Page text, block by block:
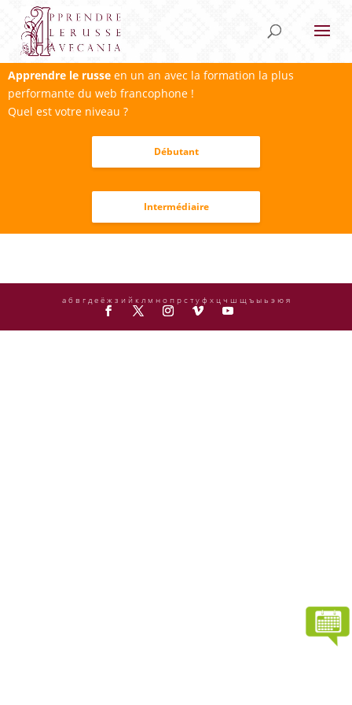
Apprendre le russe en un an avec la formation la plus
performante du web francophone !
Quel est votre niveau ?
Débutant
Intermédiaire
а б в г д е ё ж з и й к л м н о п р с т у ф х ц ч ш щ ъ ы ь э ю я